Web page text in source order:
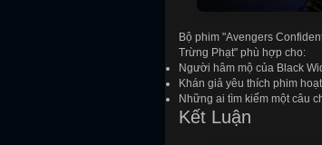
Bộ phim "Avengers
Trừng Phạt" phù hợp cho:
Người hâm mộ của Black
Khán giả yêu thích phim
Những ai tìm kiếm một câu
Kết Luận